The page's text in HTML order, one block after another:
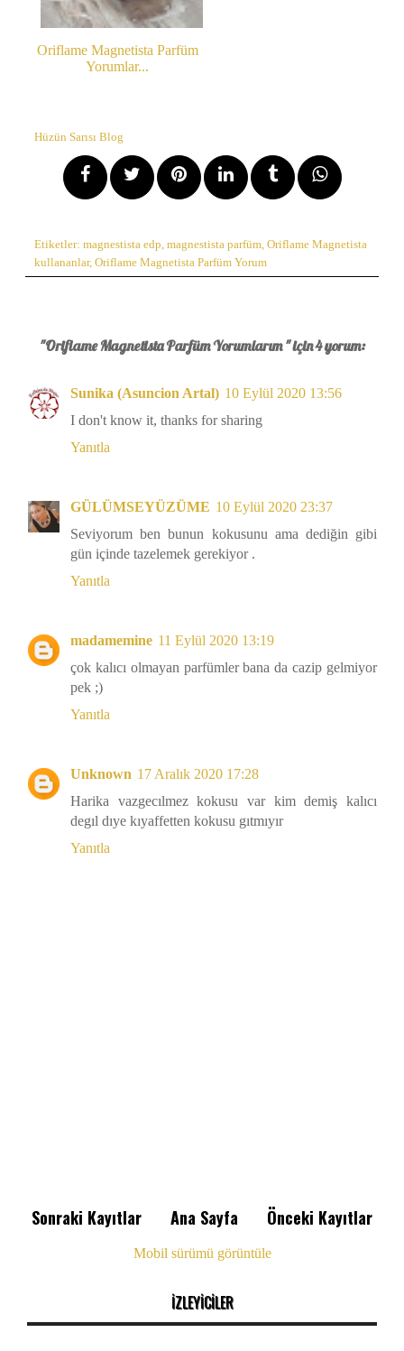
Oriflame Magnetista Parfüm
Yorumlar...
Hüzün Sarısı Blog
Etiketler: magnestista edp, magnestista parfüm, Oriflame Magnetista
kullananlar, Oriflame Magnetista Parfüm Yorum
"Oriflame Magnetista Parfüm Yorumlarım " için 4 yorum:
Sunika (Asuncion Artal) 10 Eylül 2020 13:56
I don't know it, thanks for sharing
Yanıtla
GÜLÜMSEYÜZÜME 10 Eylül 2020 23:37
Seviyorum ben bunun kokusunu ama dediğin gibi
gün içinde tazelemek gerekiyor .
Yanıtla
madamemine 11 Eylül 2020 13:19
çok kalıcı olmayan parfümler bana da cazip gelmiyor
pek ;)
Yanıtla
Unknown 17 Aralık 2020 17:28
Harika vazgecılmez kokusu var kim demiş kalıcı
degıl dıye kıyaffetten kokusu gıtmıyır
Yanıtla
Sonraki Kayıtlar Önceki Kayıtlar
Ana Sayfa
Mobil sürümü görüntüle
İZLEYİCİLER